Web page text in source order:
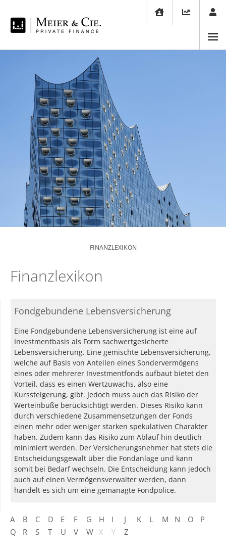
FINANZLEXIKON
Finanzlexikon
A B C D E F G H I J K L M N O
P
Q
R S T U V W X Y Z
Fondgebundene Lebensversicherung
Eine Fondgebundene Lebensversicherung ist eine auf
Investmentbasis als Form sachwertgesicherte
Lebensversicherung. Eine gemischte Lebensversicherung,
welche auf Basis von Anteilen eines Sondervermögens
eines oder mehrerer Investmentfonds aufbaut bietet den
Vorteil, dass es einen Wertzuwachs, also eine
Kurssteigerung, gibt. Jedoch muss auch das Risiko der
Werteinbuße berücksichtigt werden. Dieses Risiko kann
durch verschiedene Zusammensetzungen der Fonds
einen mehr oder weniger starken spekulativen Charakter
haben. Zudem kann das Risiko zum Ablauf hin deutlich
minimiert werden. Der Versicherungsnehmer hat stets die
Entscheidungsgewalt über die Fondanlage und kann
somit bei Bedarf wechseln. Die Entscheidung kann jedoch
auch auf einen Vermögensverwalter werden, dann
handelt es sich um eine gemanagte Fondpolice.